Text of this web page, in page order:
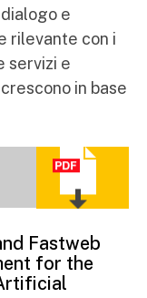
e
rilevante con i
servizi e
in base
Fastweb
for the